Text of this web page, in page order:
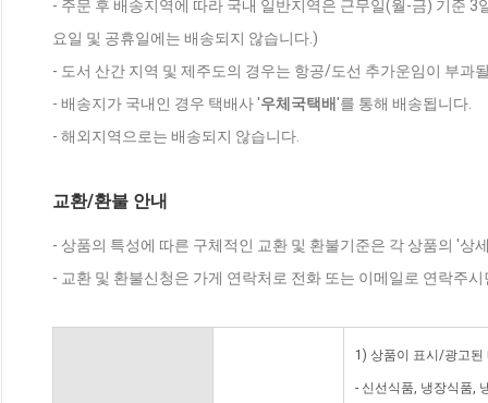
- 주문 후 배송지역에 따라 국내 일반지역은 근무일(월-금) 기준
요일 및 공휴일에는 배송되지 않습니다.)
- 도서 산간 지역 및 제주도의 경우는 항공/도선 추가운임이 부과
- 배송지가 국내인 경우 택배사 '우체국택배'를 통해 배송됩니다.
- 해외지역으로는 배송되지 않습니다.
교환/환불 안내
- 상품의 특성에 따른 구체적인 교환 및 환불기준은 각 상품의 '상
- 교환 및 환불신청은 가게 연락처로 전화 또는 이메일로 연락주
1) 상품이 표시/광고된
- 신선식품, 냉장식품,